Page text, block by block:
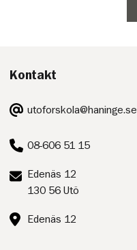
Kontakt
E-
post:
utoforskola@haninge.se
Telefon:
08-606 51 15
Postadress:
Edenäs 12
130 56 Utö
Besöksadress:
Edenäs 12